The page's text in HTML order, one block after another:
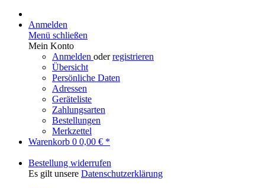
Anmelden
Menü schließen
Mein Konto
Anmelden oderregistrieren
Übersicht
Persönliche Daten
Adressen
Geräteliste
Zahlungsarten
Bestellungen
Merkzettel
Warenkorb 0 0,00 € *
Bestellung widerrufen
Es gilt unsere Datenschutzerklärung